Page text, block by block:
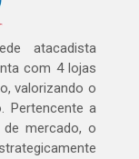
atacadista
com 4 lojas
valorizando o
Pertencente a
mercado, o